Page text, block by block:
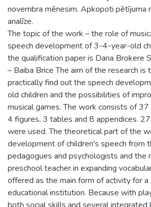
novembra mēnesim. Apkopoti pētījuma
analīze.
The topic of the work – the role of
speech development of 3-4-year-old
the qualification paper is Dana Brokere
– Baiba Brice The aim of the research
practically find out the speech
old children and the possibilities of
musical games. The work consists of
4 figures, 3 tables and 8 appendices.
were used. The theoretical part of the
development of children's speech from
pedagogues and psychologists and the
preschool teacher in expanding
offered as the main form of activity for a
educational institution. Because with